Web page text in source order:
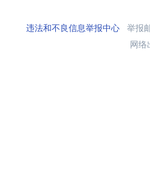
违法和不良信息举报中心举报
网